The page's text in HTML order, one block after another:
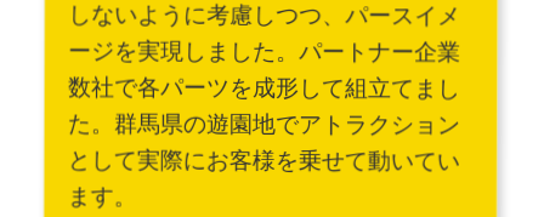
しないように考慮しつつ、パースイメ
ージを実現しました。パートナー企業
数社で各パーツを成形して組立てまし
た。群馬県の遊園地でアトラクション
として実際にお客様を乗せて動いてい
ます。